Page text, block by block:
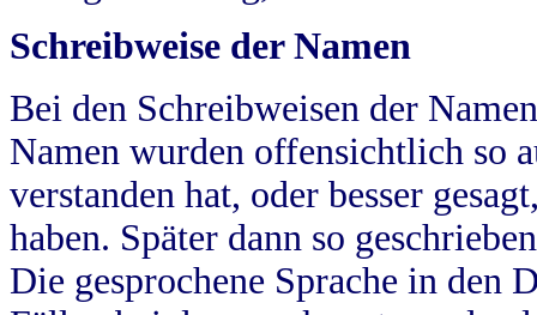
Schreibweise der Namen
Bei den Schreibweisen der
Namen wurden offensichtlich so
verstanden hat, oder besser
haben. Später dann so
Die gesprochene Sprache in